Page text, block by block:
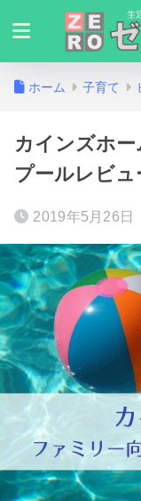
ホーム 子育て
カインズホ
プールレビュ
2019年5月26日